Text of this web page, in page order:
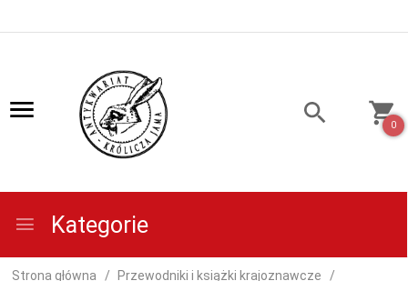
0
Kategorie
Strona główna Przewodniki i książki krajoznawcze